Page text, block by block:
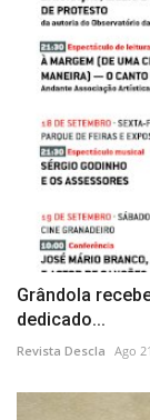
Grândola
dedicado...
Revista Descla Ago